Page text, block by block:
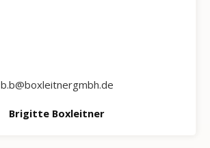
b.b@boxleitnergmbh.de
Brigitte Boxleitner